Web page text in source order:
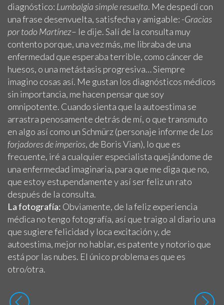
diagnóstico: Lumbalgia simple resuelta. Me despedí con
una frase desenvuelta, satisfecha y amigable: -Gracias
por todo Martínez– le dije. Salí de la consulta muy
contento porque, una vez más, me libraba de una
enfermedad que esperaba terrible, como cáncer de
huesos, o una metástasis progresiva… Siempre
imagino cosas así. Me gustan los diagnósticos médicos
sin importancia, me hacen pensar que soy
omnipotente. Cuando sienta que la autoestima se
arrastra penosamente detrás de mí, o que transmuto
en algo así como un Schmürz (personaje informe de Los
forjadores de imperios, de Boris Vian), lo que es
frecuente, iré a cualquier especialista quejándome de
una enfermedad imaginaria, para que me diga que no,
que estoy estupendamente y así ser feliz un rato
después de la consulta.
La fotografía: Obviamente, de la feliz experiencia
médica no tengo fotografía, así que traigo al diario una
que sugiere felicidad y loca excitación y, de
autoestima, mejor no hablar, es patente y notorio que
está por las nubes. El único problema es que es
otro/otra.